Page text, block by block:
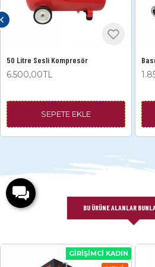
50 Litre Sesli Kompresör
6.500,00TL
SEPETE EKLE
BU ÜRÜNE ALANLAR
GIRIŞIMCI KADIN